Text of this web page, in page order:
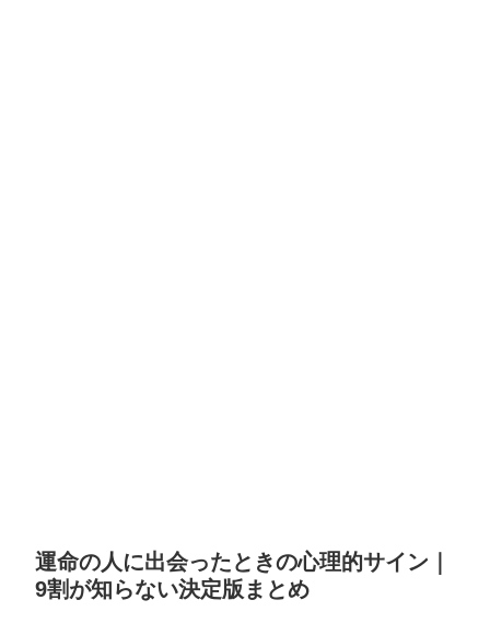
運命の人に出会ったときの心理的サイン｜
9割が知らない決定版まとめ